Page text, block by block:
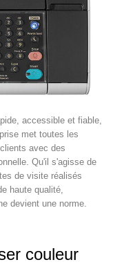
accessible et fiable,
met toutes les
avec des
Qu'il s'agisse de
de visite réalisés
haute qualité,
devient une norme.
couleur